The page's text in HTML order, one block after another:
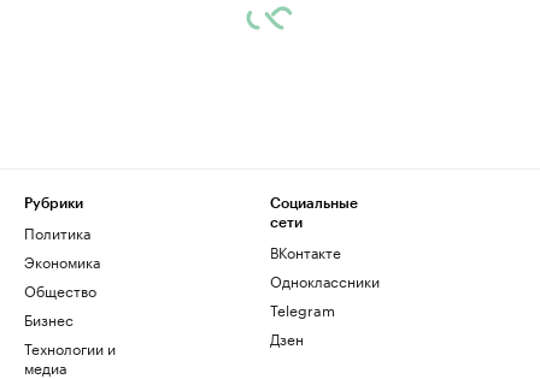
Рубрики
Политика
Экономика
Общество
Бизнес
Технологии и
медиа
Социальные
сети
ВКонтакте
Одноклассники
Telegram
Дзен